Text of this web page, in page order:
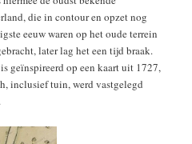
die in contour en opzet nog
eeuw waren op het oude terrein
later lag het een tijd braak.
geïnspireerd op een kaart uit 1727,
inclusief tuin, werd vastgelegd